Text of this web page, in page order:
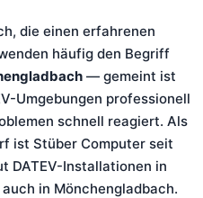
die einen erfahrenen
häufig den Begriff
— gemeint ist
Umgebungen professionell
schnell reagiert. Als
ist Stüber Computer seit
DATEV-Installationen in
in Mönchengladbach.